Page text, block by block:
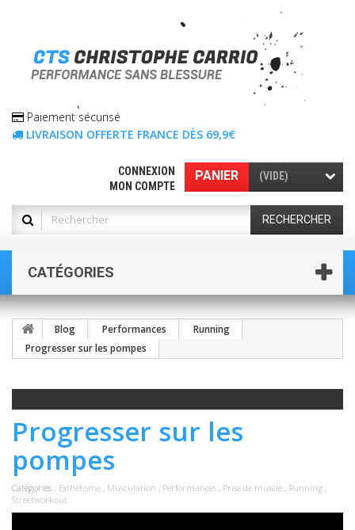
Paiement sécurisé
LIVRAISON OFFERTE FRANCE DÈS 69,9€
PANIER (VIDE)
CONNEXION
MON COMPTE
RECHERCHER
CATÉGORIES
Blog Performances
Running
Progresser sur les pompes
Progresser sur les
pompes
Catégories : Esthétisme , Musculation , Performances , Prise de muscle , Running ,
Streetworkout